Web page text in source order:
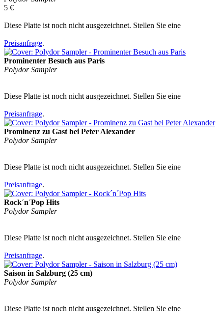
5 €
Diese Platte ist noch nicht ausgezeichnet. Stellen Sie eine
Preisanfrage.
Prominenter Besuch aus Paris
Polydor Sampler
Diese Platte ist noch nicht ausgezeichnet. Stellen Sie eine
Preisanfrage.
Prominenz zu Gast bei Peter Alexander
Polydor Sampler
Diese Platte ist noch nicht ausgezeichnet. Stellen Sie eine
Preisanfrage.
Rock´n´Pop Hits
Polydor Sampler
Diese Platte ist noch nicht ausgezeichnet. Stellen Sie eine
Preisanfrage.
Saison in Salzburg (25 cm)
Polydor Sampler
Diese Platte ist noch nicht ausgezeichnet. Stellen Sie eine